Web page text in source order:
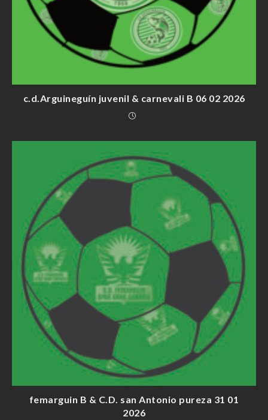
c.d.Arguineguín juvenil & carnevali B 06 02 2026
femarguin B & C.D. san Antonio pureza 31 01
2026